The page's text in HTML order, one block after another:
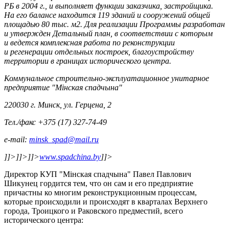
РБ в 2004 г., и выполняет функции заказчика, застройщика.
На его балансе находится 119 зданий и сооружений общей
площадью 80 тыс. м2. Для реализации Программы разработан
и утвержден Детальный план, в соответствии с которым
и ведется комплексная работа по реконструкции
и регенерации отдельных построек, благоустройству
территории в границах исторического центра.
Коммунальное строительно-эксплуатационное унитарное
предприятие "Мiнская спадчына"
220030 г. Минск, ул. Герцена, 2
Тел./факс +375 (17) 327-74-49
e-mail: minsk_spad@mail.ru
]]>]]>]]>www.spadchina.by]]>
Директор КУП "Мінская спадчына" Павел Павлович
Шикунец гордится тем, что он сам и его предприятие
причастны ко многим реконструкционным процессам,
которые происходили и происходят в кварталах Верхнего
города, Троицкого и Раковского предместий, всего
исторического центра: